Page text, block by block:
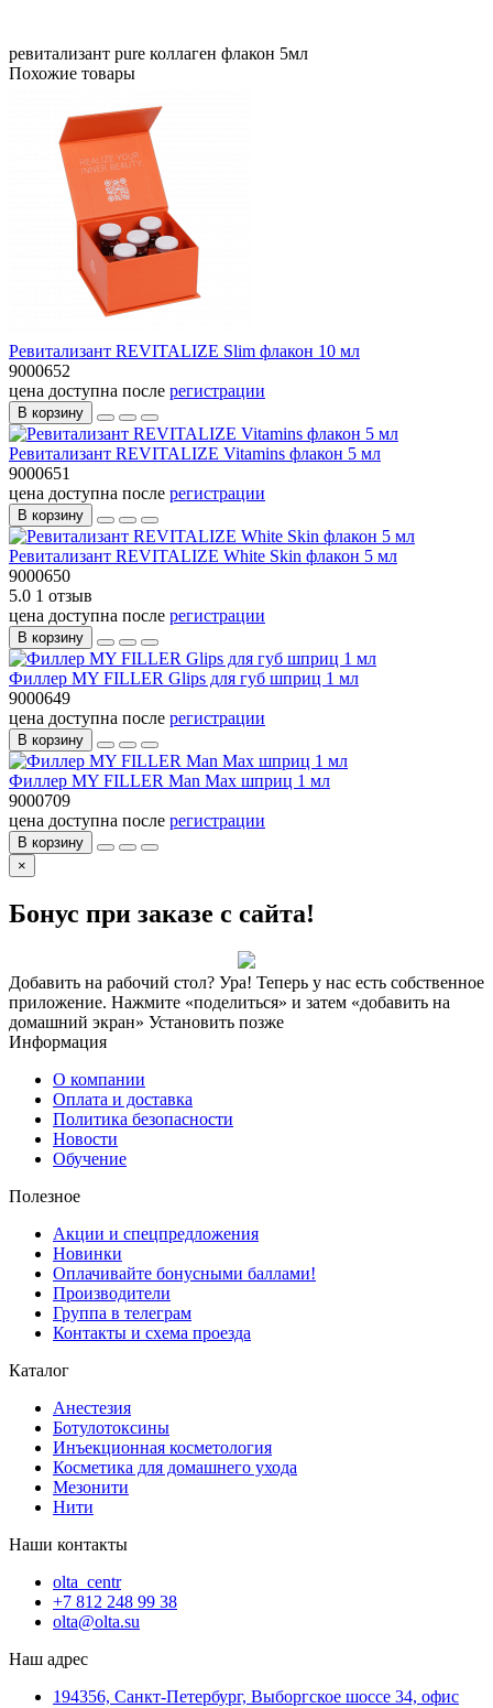
ревитализант pure коллаген флакон 5мл
Похожие товары
Ревитализант REVITALIZE Slim флакон 10 мл
9000652
цена доступна после регистрации
В корзину
Ревитализант REVITALIZE Vitamins флакон 5 мл
9000651
цена доступна после регистрации
В корзину
Ревитализант REVITALIZE White Skin флакон 5 мл
9000650
5.0 1 отзыв
цена доступна после регистрации
В корзину
Филлер MY FILLER Glips для губ шприц 1 мл
9000649
цена доступна после регистрации
В корзину
Филлер MY FILLER Man Max шприц 1 мл
9000709
цена доступна после регистрации
В корзину
×
Бонус при заказе с сайта!
Добавить на рабочий стол? Ура! Теперь у нас есть собственное
приложение. Нажмите «поделиться» и затем «добавить на
домашний экран» Установить позже
Информация
О компании
Оплата и доставка
Политика безопасности
Новости
Обучение
Полезное
Акции и спецпредложения
Новинки
Оплачивайте бонусными баллами!
Производители
Группа в телеграм
Контакты и схема проезда
Каталог
Анестезия
Ботулотоксины
Инъекционная косметология
Косметика для домашнего ухода
Мезонити
Нити
Наши контакты
olta_centr
+7 812 248 99 38
olta@olta.su
Наш адрес
194356, Санкт-Петербург, Выборгское шоссе 34, офис